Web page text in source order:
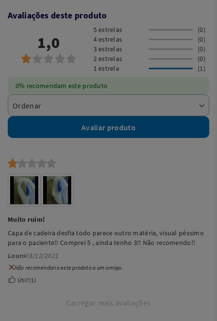
Avaliações deste produto
1,0
5 estrelas
(0)
4 estrelas
(0)
3 estrelas
(0)
2 estrelas
(0)
1 estrela
(1)
0% recomendam este produto
Avaliar produto
Muito ruim!
Capa de cadeira desfia todo parece outro matéria, visual péssimo
para o paciente!! Comprei 5 , ainda tenho 3!! Não recomendo!!
Lauro03/12/2021
Não recomendaria este produto a um amigo.
Útil?(1)
Carregar mais avaliações